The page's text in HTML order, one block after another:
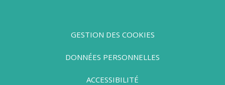
GESTION DES COOKIES
DONNÉES PERSONNELLES
ACCESSIBILITÉ